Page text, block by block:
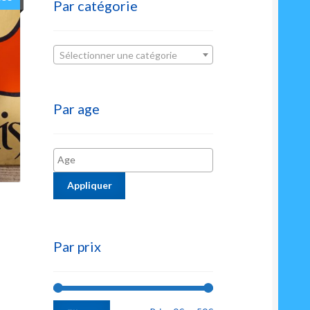
Par catégorie
Sélectionner une catégorie
Par age
Appliquer
Par prix